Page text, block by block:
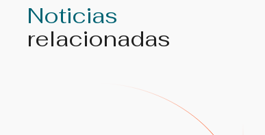
Noticias
relacionadas